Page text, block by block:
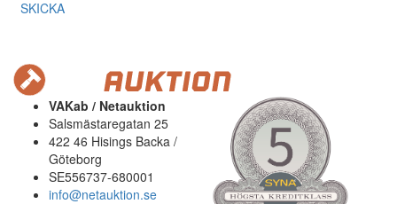
SKICKA
VAKab / Netauktion
Salsmästaregatan 25
422 46 Hisings Backa /
Göteborg
SE556737-680001
info@netauktion.se